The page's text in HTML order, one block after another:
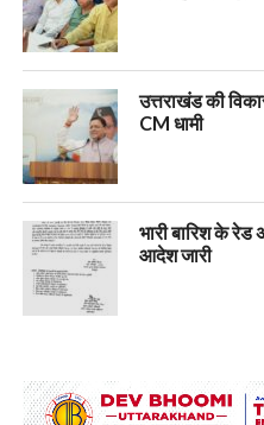
उत्तराखंड की
CM धामी
भारी बारिश के
आदेश जारी